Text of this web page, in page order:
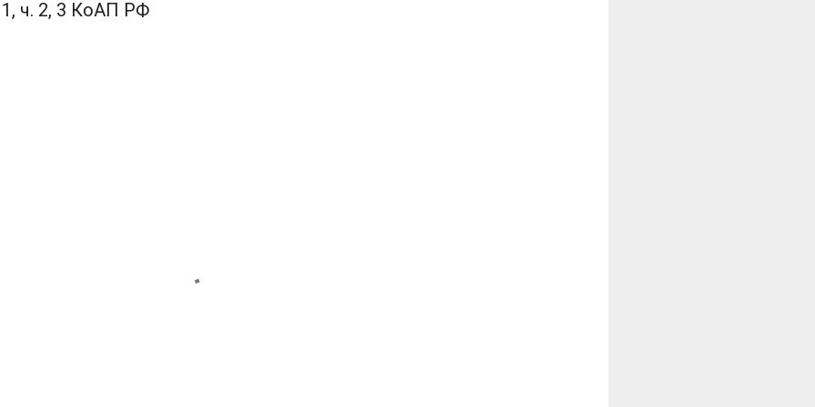
1, ч. 2, 3 КоАП РФ